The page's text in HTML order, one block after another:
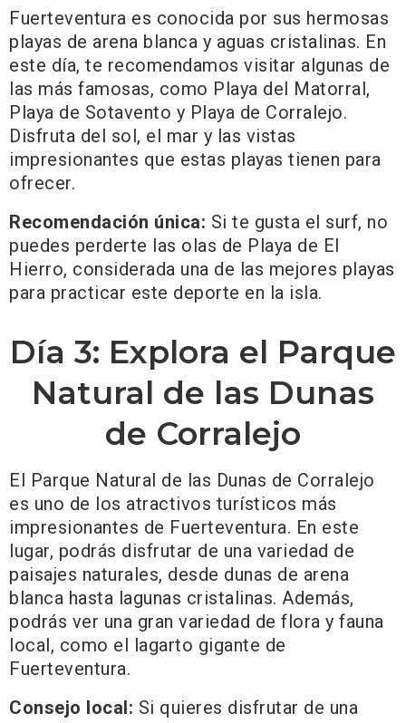
Fuerteventura es conocida por sus hermosas
playas de arena blanca y aguas cristalinas. En
este día, te recomendamos visitar algunas de
las más famosas, como Playa del Matorral,
Playa de Sotavento y Playa de Corralejo.
Disfruta del sol, el mar y las vistas
impresionantes que estas playas tienen para
ofrecer.
Recomendación única: Si te gusta el surf, no
puedes perderte las olas de Playa de El
Hierro, considerada una de las mejores playas
para practicar este deporte en la isla.
Día 3: Explora el Parque
Natural de las Dunas
de Corralejo
El Parque Natural de las Dunas de Corralejo
es uno de los atractivos turísticos más
impresionantes de Fuerteventura. En este
lugar, podrás disfrutar de una variedad de
paisajes naturales, desde dunas de arena
blanca hasta lagunas cristalinas. Además,
podrás ver una gran variedad de flora y fauna
local, como el lagarto gigante de
Fuerteventura.
Consejo local: Si quieres disfrutar de una